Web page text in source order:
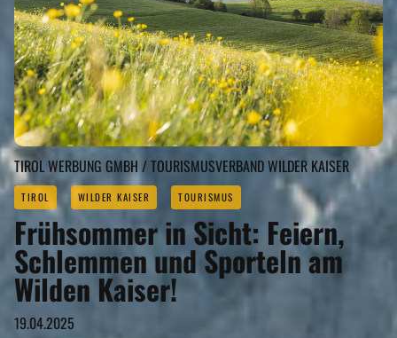
TIROL WERBUNG GMBH / TOURISMUSVERBAND WILDER KAISER
TIROL WILDER KAISER TOURISMUS
Frühsommer in Sicht: Feiern,
Schlemmen und Sporteln am
Wilden Kaiser!
19.04.2025